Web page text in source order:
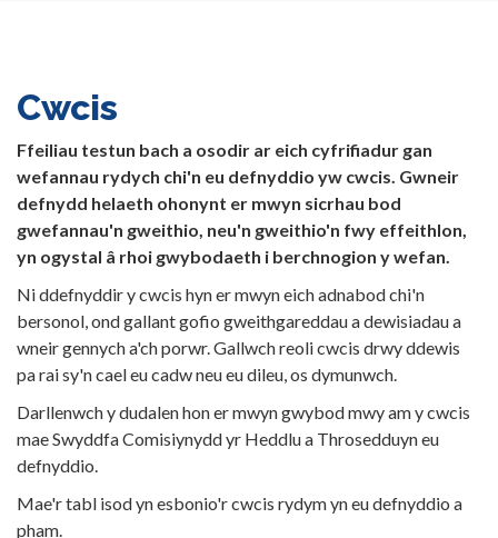
Cwcis
Ffeiliau testun bach a osodir ar eich cyfrifiadur gan
wefannau rydych chi'n eu defnyddio yw cwcis. Gwneir
defnydd helaeth ohonynt er mwyn sicrhau bod
gwefannau'n gweithio, neu'n gweithio'n fwy effeithlon,
yn ogystal â rhoi gwybodaeth i berchnogion y wefan.
Ni ddefnyddir y cwcis hyn er mwyn eich adnabod chi'n
bersonol, ond gallant gofio gweithgareddau a dewisiadau a
wneir gennych a'ch porwr. Gallwch reoli cwcis drwy ddewis
pa rai sy'n cael eu cadw neu eu dileu, os dymunwch.
Darllenwch y dudalen hon er mwyn gwybod mwy am y cwcis
mae Swyddfa Comisiynydd yr Heddlu a Throsedduyn eu
defnyddio.
Mae'r tabl isod yn esbonio'r cwcis rydym yn eu defnyddio a
pham.